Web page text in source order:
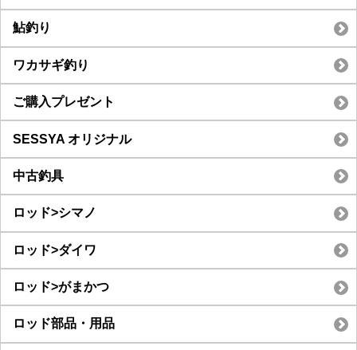
鮎釣り
ワカサギ釣り
ご購入プレゼント
SESSYA オリジナル
中古釣具
ロッド>シマノ
ロッド>ダイワ
ロッド>がまかつ
ロッド部品・用品